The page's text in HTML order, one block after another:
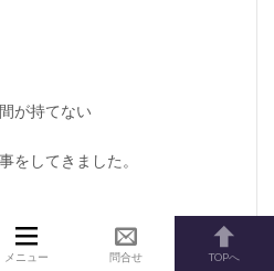
が持てない
をしてきました。
というのは
メニュー 問合せ TOPへ